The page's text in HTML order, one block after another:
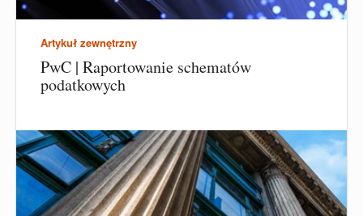
Artykuł zewnętrzny
PwC | Raportowanie schematów
podatkowych